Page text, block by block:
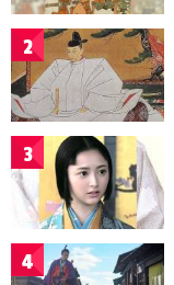
2
3
4